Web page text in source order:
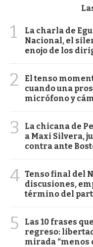
1
La charla de
Nacional, el
enojo de los
2
El tenso
cuando una
micrófono y
3
La chicana de
a Maxi Silvera,
contra ante
4 Tenso final del
discusiones,
término del
5
Las 10 frases
regreso:
mirada “menos